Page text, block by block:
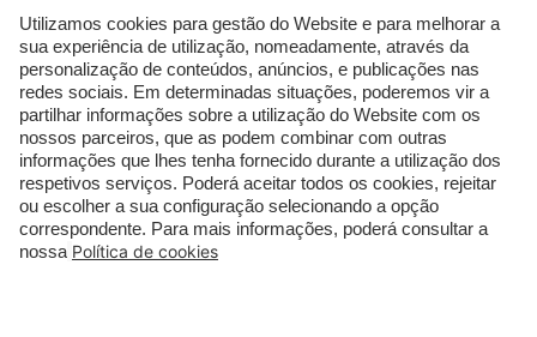
Sérum de Rosto
Body mist & Spray
corporal
Produtos para Cabelo
Homem
Espuma de Limpeza
Facial
Dermocosmética
Perfumes árabes
Novidades
Melhores Perfumes
Femininos
TOP 10: Perfumes
Masculinos
Pestanas Postiças
Creme Rosto Homem